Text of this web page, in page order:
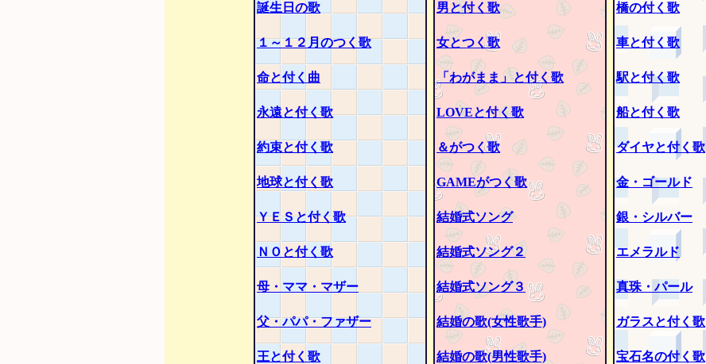
誕生日の歌
１～１２月のつく歌
命と付く曲
永遠と付く歌
約束と付く歌
地球と付く歌
ＹＥＳと付く歌
ＮＯと付く歌
母・ママ・マザー
父・パパ・ファザー
王と付く歌
男と付く歌
女とつく歌
「わがまま」と付く歌
LOVEと付く歌
＆がつく歌
GAMEがつく歌
結婚式ソング
結婚式ソング２
結婚式ソング３
結婚の歌(女性歌手)
結婚の歌(男性歌手)
橋の付く歌
車と付く歌
駅と付く歌
船と付く歌
ダイヤと付く歌
金・ゴールド
銀・シルバー
エメラルド
真珠・パール
ガラスと付く歌
宝石名の付く歌